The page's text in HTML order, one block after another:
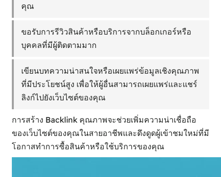
คุณ
ขอรับการรีวิวสินค้าหรือบริการจากบล็อกเกอร์หรือ
บุคคลที่มีผู้ติดตามมาก
เขียนบทความน่าสนใจหรือเผยแพร่ข้อมูลเชิงคุณภาพ
ที่มีประโยชน์สูง เพื่อให้ผู้อื่นสามารถเผยแพร่และแชร์
ลิงก์ไปยังเว็บไซต์ของคุณ
การสร้าง Backlink คุณภาพจะช่วยเพิ่มความน่าเชื่อถือ
ของเว็บไซต์ของคุณในสายอาชีพและดึงดูดผู้เข้าชมใหม่ที่มี
โอกาสทำการซื้อสินค้าหรือใช้บริการของคุณ